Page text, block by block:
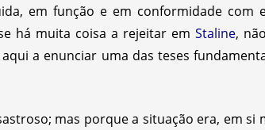
em função e em conformidade com
há muita coisa a rejeitar emStaline,
a enunciar uma das teses
mas porque a situação era, em si